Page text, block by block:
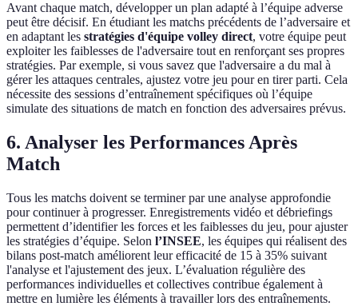
Avant chaque match, développer un plan adapté à l’équipe adverse
peut être décisif. En étudiant les matchs précédents de l’adversaire et
en adaptant les stratégies d'équipe volley direct, votre équipe peut
exploiter les faiblesses de l'adversaire tout en renforçant ses propres
stratégies. Par exemple, si vous savez que l'adversaire a du mal à
gérer les attaques centrales, ajustez votre jeu pour en tirer parti. Cela
nécessite des sessions d’entraînement spécifiques où l’équipe
simulate des situations de match en fonction des adversaires prévus.
6. Analyser les Performances Après
Match
Tous les matchs doivent se terminer par une analyse approfondie
pour continuer à progresser. Enregistrements vidéo et débriefings
permettent d’identifier les forces et les faiblesses du jeu, pour ajuster
les stratégies d’équipe. Selon l’INSEE, les équipes qui réalisent des
bilans post-match améliorent leur efficacité de 15 à 35% suivant
l'analyse et l'ajustement des jeux. L’évaluation régulière des
performances individuelles et collectives contribue également à
mettre en lumière les éléments à travailler lors des entraînements.